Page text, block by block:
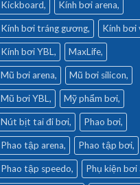
Kickboard Kính bơi arena
Kính bơi tráng gương Kính bơi
Kính bơi YBL MaxLife
Mũ bơi arena Mũ bơi silicon
Mũ bơi YBL Mỹ phẩm bơi
Nút bịt tai đi bơi Phao bơi
Phao tập arena Phao tập bơi
Phao tập speedo Phụ kiện bơi